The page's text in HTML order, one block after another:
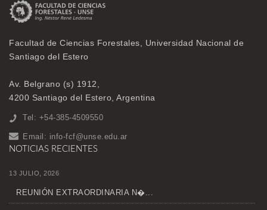
Facultad de Ciencias Forestales, Universidad Nacional de
Santiago del Estero
Av. Belgrano (s) 1912,
4200 Santiago del Estero, Argentina
Tel: +54-385-4509550
Email: info-fcf@unse.edu.ar
NOTICIAS RECIENTES
13 JULIO, 2026
REUNIÓN EXTRAORDINARIA N�...